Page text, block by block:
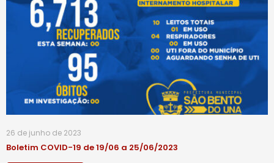
26 de junho de 2023
Boletim COVID-19 de 19/06 a 25/06/2023